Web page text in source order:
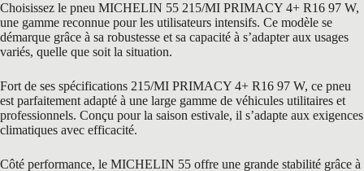
Choisissez le pneu MICHELIN 55 215/MI PRIMACY 4+ R16 97 W,
une gamme reconnue pour les utilisateurs intensifs. Ce modèle se
démarque grâce à sa robustesse et sa capacité à s’adapter aux usages
variés, quelle que soit la situation.
Fort de ses spécifications 215/MI PRIMACY 4+ R16 97 W, ce pneu
est parfaitement adapté à une large gamme de véhicules utilitaires et
professionnels. Conçu pour la saison estivale, il s’adapte aux exigences
climatiques avec efficacité.
Côté performance, le MICHELIN 55 offre une grande stabilité grâce à